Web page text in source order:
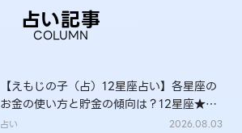
占い記事
COLUMN
【えもじの子（占）12星座占い】各星座の
お金の使い方と貯金の傾向は？12星座★徹
底解説
占い 2026.08.03